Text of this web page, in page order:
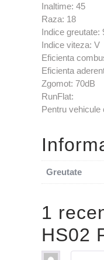
Inaltime: 45
Raza: 18
Indice greutate:
Indice viteza: V
Eficienta
Eficienta
Zgomot: 70dB
RunFlat:
Pentru vehicule
Greutate
1
HS02